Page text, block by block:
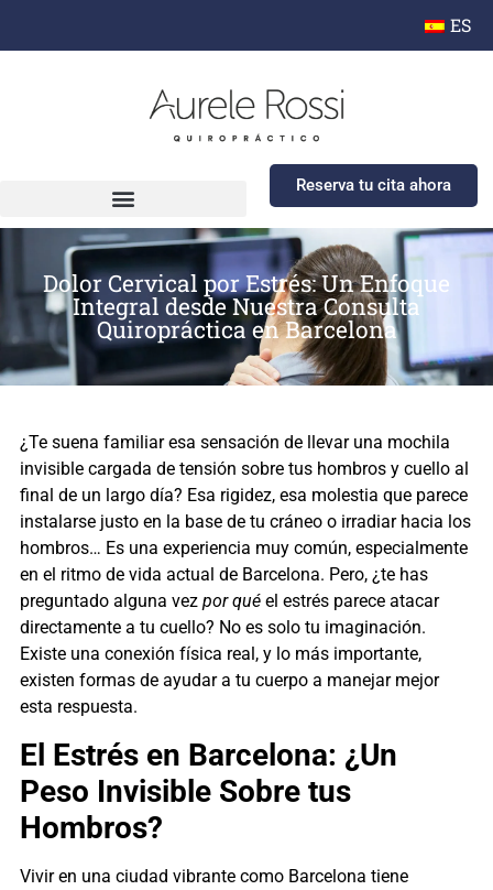
ES
Reserva tu cita ahora
Dolor Cervical por Estrés: Un Enfoque
Integral desde Nuestra Consulta
Quiropráctica en Barcelona
¿Te suena familiar esa sensación de llevar una mochila
invisible cargada de tensión sobre tus hombros y cuello al
final de un largo día? Esa rigidez, esa molestia que parece
instalarse justo en la base de tu cráneo o irradiar hacia los
hombros… Es una experiencia muy común, especialmente
en el ritmo de vida actual de Barcelona. Pero, ¿te has
preguntado alguna vez por quéel estrés parece atacar
directamente a tu cuello? No es solo tu imaginación.
Existe una conexión física real, y lo más importante,
existen formas de ayudar a tu cuerpo a manejar mejor
esta respuesta.
El Estrés en Barcelona: ¿Un
Peso Invisible Sobre tus
Hombros?
Vivir en una ciudad vibrante como Barcelona tiene